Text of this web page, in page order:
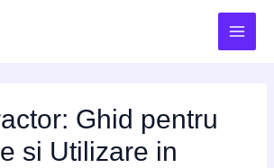
Ghid pentru
si Utilizare in